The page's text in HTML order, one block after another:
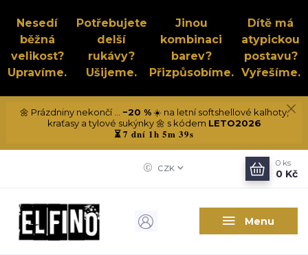
Nesedí
běžná
velikost?
Upravíme.
Potřebujete
delší
rukávy?
Ušijeme.
Jinou
kombinaci
barev?
Přizpůsobíme.
Dítě má
atypickou
postavu?
Vyřešíme.
🌼 Prázdniny nekončí ... −20 %☀️ na letní softshellové kalhoty,
kraťasy a tylové sukýnky 🌼 s kódem LETO2026
⏳7 dní 1h 5m 38s
Menu
CZK
0 ks
0 Kč